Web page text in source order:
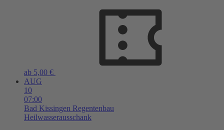
ab 5,00 €
AUG
10
07:00
Bad Kissingen Regentenbau
Heilwasserausschank